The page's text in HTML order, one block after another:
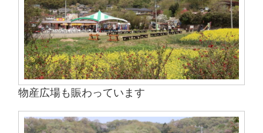
物産広場も賑わっています